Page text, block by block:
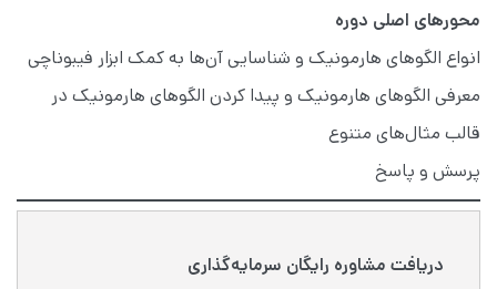
محورهای اصلی دوره
انواع الگوهای هارمونیک و شناسایی آن‌ها به کمک ابزار فیبوناچی
معرفی الگوهای هارمونیک و پیدا کردن الگوهای هارمونیک در
قالب مثال‌های متنوع
پرسش و پاسخ
دریافت مشاوره رایگان سرمایه‌گذاری